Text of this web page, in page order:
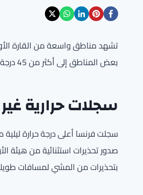
تشهد مناطق واسعة من القارة
بعض المناطق إلى أكثر من 45 درجة مئوية، ما أسفر عن حدوث وفيات وتعطيل كبير في الأنشطة اليومية والسياحية.
سجلات حرارية
بتحذيرات من المشي لمسافات